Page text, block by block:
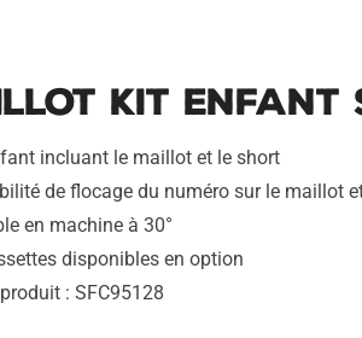
Kit Enfant
incluant le maillot et le short
de flocage du numéro sur le maillot
en machine à 30°
disponibles en option
: SFC95128